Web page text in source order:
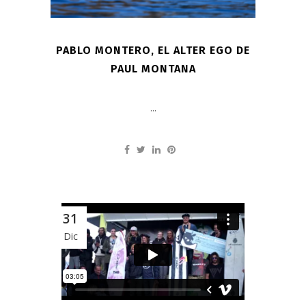
PABLO MONTERO, EL ALTER EGO DE
PAUL MONTANA
...
31
Dic